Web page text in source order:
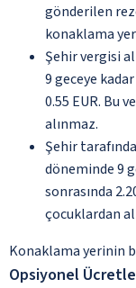
gönderilen
konaklama
Şehir vergisi
9 geceye
0.55 EUR. Bu
alınmaz.
Şehir
döneminde 9
sonrasında
çocuklardan
Konaklama yerinin
Opsiyonel